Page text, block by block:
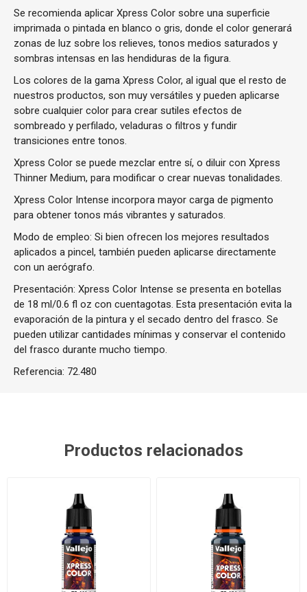
Se recomienda aplicar Xpress Color sobre una superficie
imprimada o pintada en blanco o gris, donde el color generará
zonas de luz sobre los relieves, tonos medios saturados y
sombras intensas en las hendiduras de la figura.
Los colores de la gama Xpress Color, al igual que el resto de
nuestros productos, son muy versátiles y pueden aplicarse
sobre cualquier color para crear sutiles efectos de
sombreado y perfilado, veladuras o filtros y fundir
transiciones entre tonos.
Xpress Color se puede mezclar entre sí, o diluir con Xpress
Thinner Medium, para modificar o crear nuevas tonalidades.
Xpress Color Intense incorpora mayor carga de pigmento
para obtener tonos más vibrantes y saturados.
Modo de empleo: Si bien ofrecen los mejores resultados
aplicados a pincel, también pueden aplicarse directamente
con un aerógrafo.
Presentación: Xpress Color Intense se presenta en botellas
de 18 ml/0.6 fl oz con cuentagotas. Esta presentación evita la
evaporación de la pintura y el secado dentro del frasco. Se
pueden utilizar cantidades mínimas y conservar el contenido
del frasco durante mucho tiempo.
Referencia: 72.480
Productos relacionados